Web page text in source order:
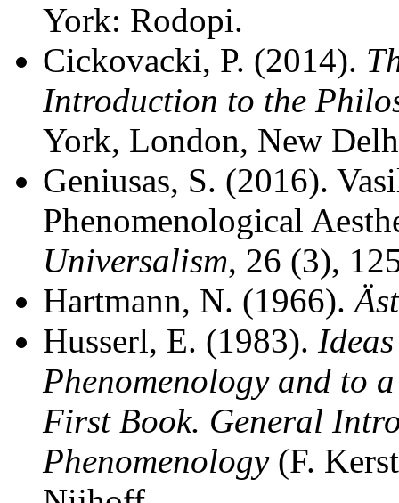
York: Rodopi.
Cickovacki, P. (2014).
Introduction to the
York, London, New
Geniusas, S. (2016).
Phenomenological
Universalism, 26 (3),
Hartmann, N. (1966).
Husserl, E. (1983).
Phenomenology and to
First Book. General
Phenomenology(F.